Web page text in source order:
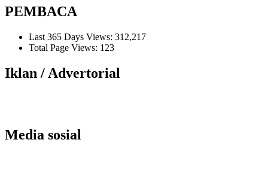
PEMBACA
Last 365 Days Views: 312,217
Total Page Views: 123
Iklan / Advertorial
Media sosial